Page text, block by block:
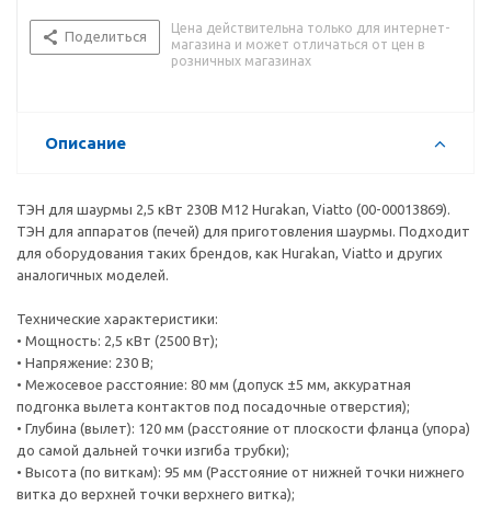
Поделиться
Цена действительна только для интернет-
магазина и может отличаться от цен в
розничных магазинах
Описание
ТЭН для шаурмы 2,5 кВт 230В М12 Hurakan, Viatto (00-00013869).
ТЭН для аппаратов (печей) для приготовления шаурмы. Подходит
для оборудования таких брендов, как Hurakan, Viatto и других
аналогичных моделей.
Технические характеристики:
• Мощность: 2,5 кВт (2500 Вт);
• Напряжение: 230 В;
• Межосевое расстояние: 80 мм (допуск ±5 мм, аккуратная
подгонка вылета контактов под посадочные отверстия);
• Глубина (вылет): 120 мм (расстояние от плоскости фланца (упора)
до самой дальней точки изгиба трубки);
• Высота (по виткам): 95 мм (Расстояние от нижней точки нижнего
витка до верхней точки верхнего витка);